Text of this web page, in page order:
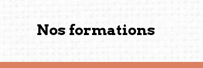
(Photography: Geric Cruz)